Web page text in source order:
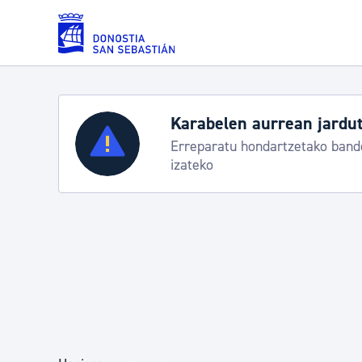
Eduki nagusira joan
Zerbitzuak
Errolda eta gai pertsonalak
Aste Nagusia 2026:
Abuztuak 8-15